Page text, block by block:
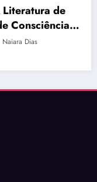
de
Dias